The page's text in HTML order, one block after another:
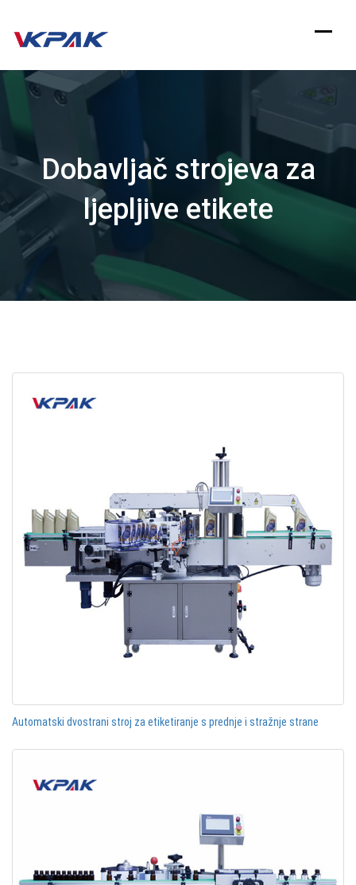
Preskoči
Dobavljač strojeva za
ljepljive etikete
Automatski dvostrani stroj za etiketiranje s prednje i stražnje strane